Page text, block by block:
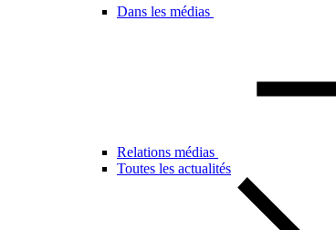
Dans les médias
Relations médias
Toutes les actualités